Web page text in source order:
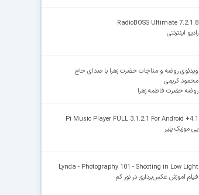
RadioBOSS Ultimate 7.2.1.8
رادیو اینترنتی
ویدئوی روضه و مناجات حضرت زهرا با صدای حاج
محمود کریمی
روضه حضرت فاطمه زهرا
Pi Music Player FULL 3.1.2.1 For Android +4.1
پی موزیک پلیر
Lynda - Photography 101 - Shooting in Low Light
فیلم آموزش عکس‌برداری در نور کم